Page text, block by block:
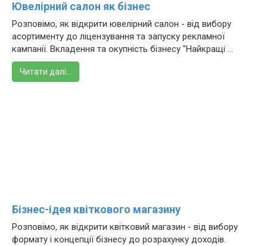
Ювелірний салон як бізнес
Розповімо, як відкрити ювелірний салон - від вибору
асортименту до ліцензування та запуску рекламної
кампанії. Вкладення та окупність бізнесу "Найкращі ...
Читати далі…
Бізнес-ідея квіткового магазину
Розповімо, як відкрити квітковий магазин - від вибору
формату і концепції бізнесу до розрахунку доходів.